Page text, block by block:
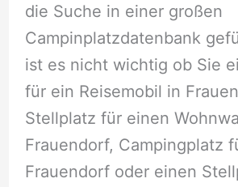
die Suche in einer großen
Campinplatzdatenbank
ist es nicht wichtig ob Sie
für ein Reisemobil in
Stellplatz für einen
Frauendorf, Campingplatz
Frauendorf oder einen